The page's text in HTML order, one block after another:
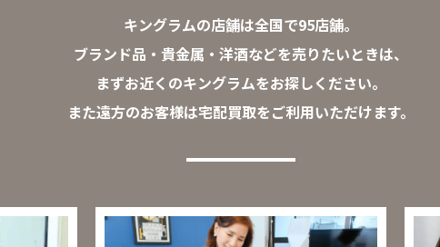
キングラムの店舗は全国で95店舗。
ブランド品・貴金属・洋酒などを売りたいときは、
まずお近くのキングラムをお探しください。
また遠方のお客様は宅配買取をご利用いただけます。